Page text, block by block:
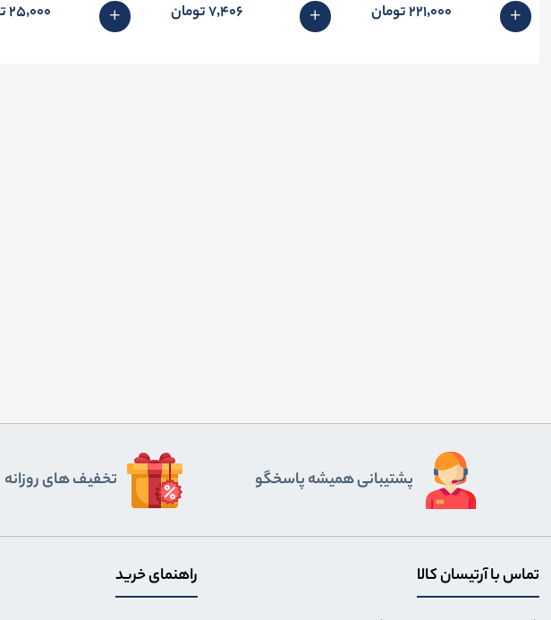
221٬000 تومان 7٬406 تومان 25٬000 تومان
پشتیبانی همیشه پاسخگو تخفیف های روزانه
تماس با آرتیسان کالا راهنمای خرید